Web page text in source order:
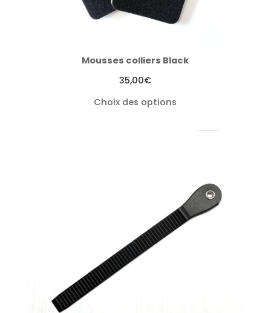
Mousses colliers Black
35,00€
Choix des options